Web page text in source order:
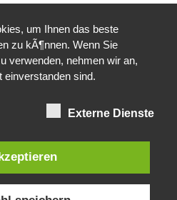
um Ihnen das beste
zu kÃ¶nnen. Wenn Sie
verwenden, nehmen wir an,
einverstanden sind.
Externe Dienste